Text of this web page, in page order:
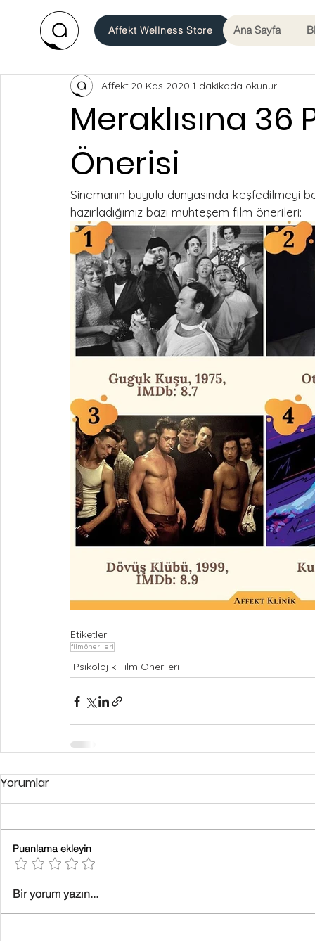
Affekt Wellness Store Ana Sayfa
Meraklısına 36
Önerisi
Affekt 20 Kas 2020 1 dakikada okunur
Sinemanın büyülü dünyasında keşfedilmeyi
hazırladığımız bazı muhteşem film önerileri:
Etiketler:
film önerileri
Psikolojik Film Önerileri
Yorumlar
Puanlama ekleyin
Bir yorum yazın...